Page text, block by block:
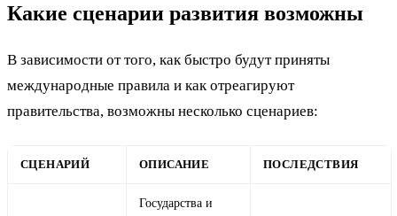
Какие сценарии развития возможны
В зависимости от того, как быстро будут приняты
международные правила и как отреагируют
правительства, возможны несколько сценариев:
СЦЕНАРИЙ ОПИСАНИЕ ПОСЛЕДСТВИЯ
Государства и